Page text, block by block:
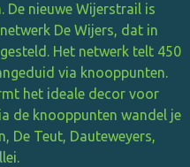
De nieuwe Wijerstrail is
De Wijers, dat in
Het netwerk telt 450
via knooppunten.
het ideale decor voor
de knooppunten wandel je
De Teut, Dauteweyers,